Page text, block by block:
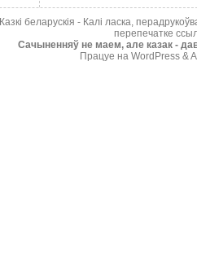
Казкі беларускія - Калі ласка,
перепечатке
Cачыненняў не маем, але казак -
Працуе на WordPress &